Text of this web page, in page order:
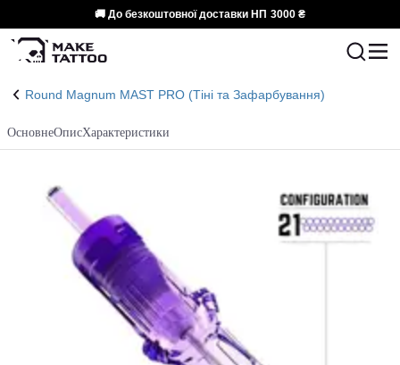
🚚 До безкоштовної доставки НП 3000 ₴
Round Magnum MAST PRO (Тіні та Зафарбування)
ОсновнеОписХарактеристики